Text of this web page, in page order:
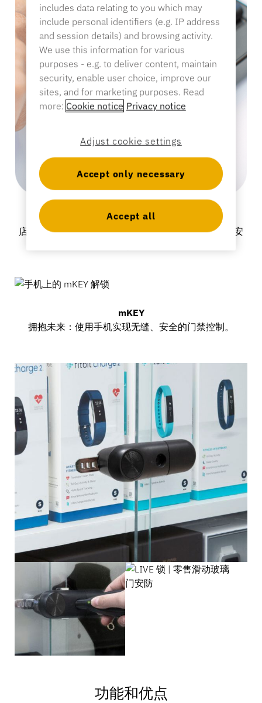
灯具制造商
银行业
OneKEY
店员只需一把钥匙，即可简化店铺管理，提高效率和安
mKEY
拥抱未来：使用手机实现无缝、安全的门禁控制。
功能和优点
includes data relating to you which may
include personal identifiers (e.g. IP address
and session details) and browsing activity.
We use this information for various
purposes - e.g. to deliver content, maintain
security, enable user choice, improve our
sites, and for marketing purposes. Read
more: Cookie notice Privacy notice
Adjust cookie settings
Accept only necessary
Accept all